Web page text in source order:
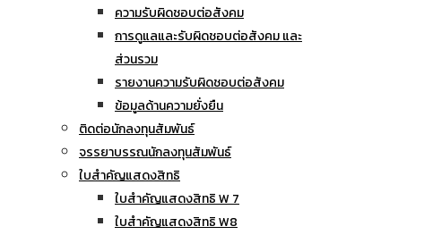
ความรับผิดชอบต่อสังคม
การดูแลและรับผิดชอบต่อสังคม และ
ส่วนรวม
รายงานความรับผิดชอบต่อสังคม
ข้อมูลด้านความยั่งยืน
ติดต่อนักลงทุนสัมพันธ์
จรรยาบรรณนักลงทุนสัมพันธ์
ใบสำคัญแสดงสิทธิ
ใบสำคัญแสดงสิทธิ W 7
ใบสำคัญแสดงสิทธิ W8